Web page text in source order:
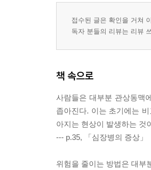
접수된 글은 확인을 거쳐
독자 분들의 리뷰는 리뷰
책 속으로
사람들은 대부분 관상동맥
좁아진다. 이는 초기에는
아지는 현상이 발생하는 것
--- p.35, 「심장병의 증상」
위험을 줄이는 방법은 대부